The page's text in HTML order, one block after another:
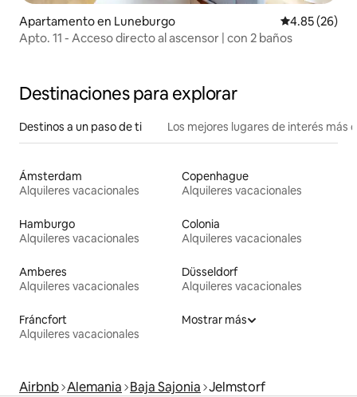
Apartamento en Luneburgo Calificación
4.85 (26)
Apto. 11 - Acceso directo al ascensor | con 2 baños
Destinaciones para explorar
Destinos a un paso de ti Los mejores lugares de interés más
Ámsterdam
Alquileres vacacionales
Copenhague
Alquileres vacacionales
Hamburgo
Alquileres vacacionales
Colonia
Alquileres vacacionales
Amberes
Alquileres vacacionales
Düsseldorf
Alquileres vacacionales
Fráncfort
Alquileres vacacionales
Mostrar más
Airbnb Alemania Baja Sajonia Jelmstorf